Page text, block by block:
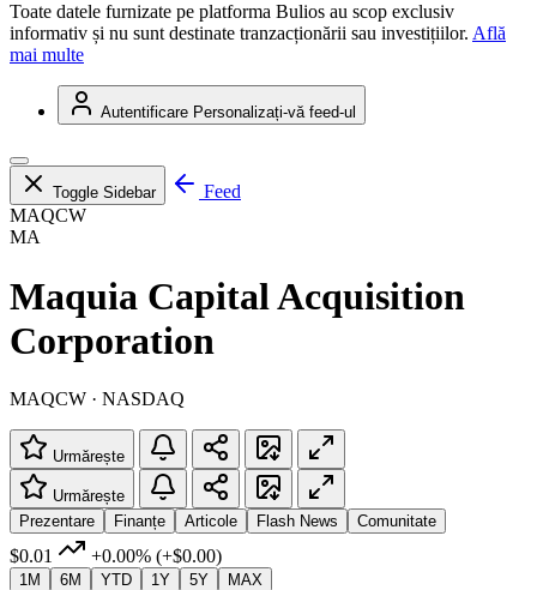
Toate datele furnizate pe platforma Bulios au scop exclusiv
informativ și nu sunt destinate tranzacționării sau investițiilor. Află
mai multe
Autentificare Personalizați-vă feed-ul
Toggle Sidebar
Feed
MAQCW
MA
Maquia Capital Acquisition
Corporation
MAQCW · NASDAQ
Urmărește
Urmărește
Prezentare
Finanțe Articole Flash News Comunitate
$0.01 +0.00% (+$0.00)
1M 6M YTD 1Y 5Y MAX